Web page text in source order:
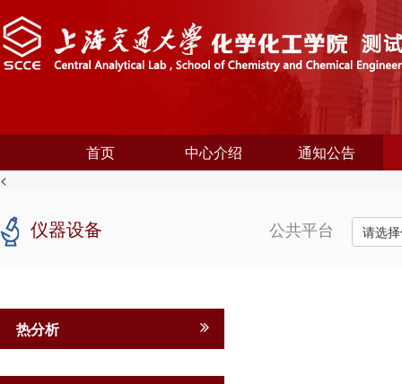
首页 中心介绍 通知公告
<
仪器设备 公共平台 请选
热分析